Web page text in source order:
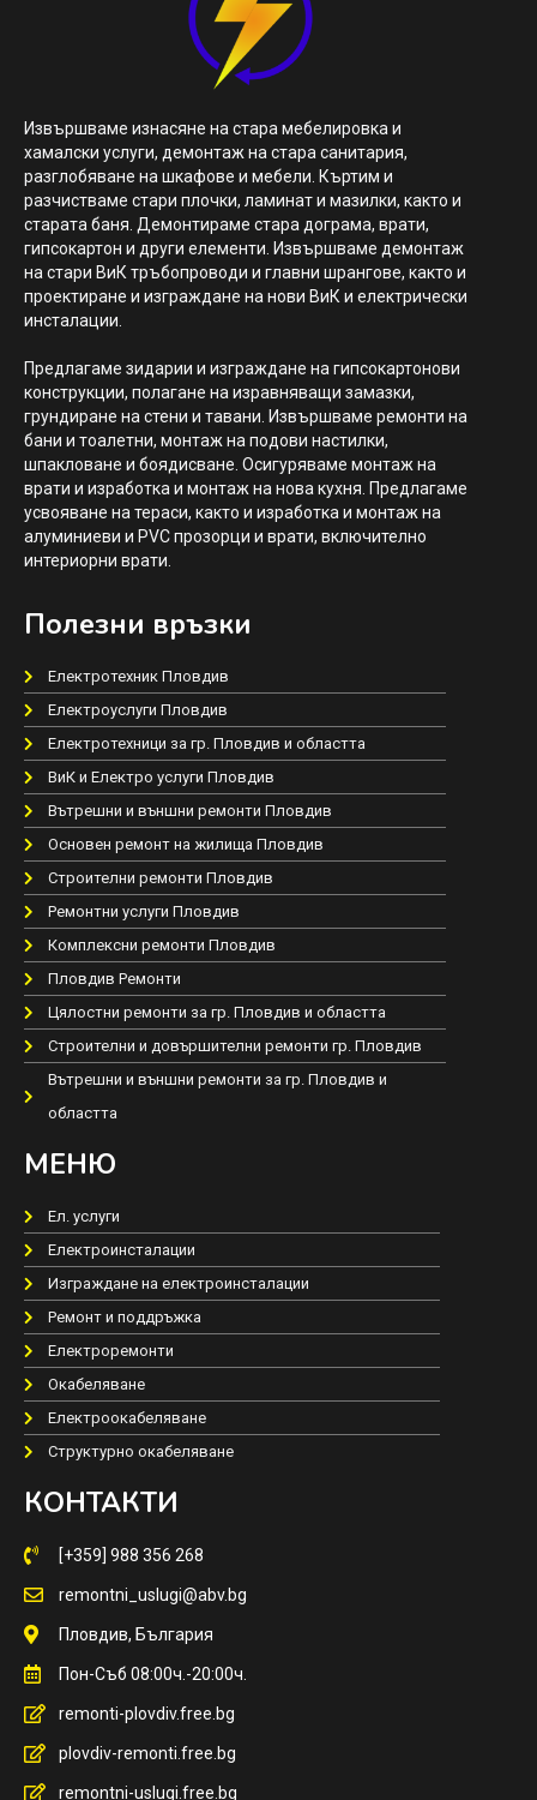
Извършваме изнасяне на стара мебелировка и
хамалски услуги, демонтаж на стара санитария,
разглобяване на шкафове и мебели. Къртим и
разчистваме стари плочки, ламинат и мазилки, както и
старата баня. Демонтираме стара дограма, врати,
гипсокартон и други елементи. Извършваме демонтаж
на стари ВиК тръбопроводи и главни шрангове, както и
проектиране и изграждане на нови ВиК и електрически
инсталации.
Предлагаме зидарии и изграждане на гипсокартонови
конструкции, полагане на изравняващи замазки,
грундиране на стени и тавани. Извършваме ремонти на
бани и тоалетни, монтаж на подови настилки,
шпакловане и боядисване. Осигуряваме монтаж на
врати и изработка и монтаж на нова кухня. Предлагаме
усвояване на тераси, както и изработка и монтаж на
алуминиеви и PVC прозорци и врати, включително
интериорни врати.
Полезни връзки
Електротехник Пловдив
Електроуслуги Пловдив
Електротехници за гр. Пловдив и областта
ВиК и Електро услуги Пловдив
Вътрешни и външни ремонти Пловдив
Основен ремонт на жилища Пловдив
Строителни ремонти Пловдив
Ремонтни услуги Пловдив
Комплексни ремонти Пловдив
Пловдив Ремонти
Цялостни ремонти за гр. Пловдив и областта
Строителни и довършителни ремонти гр. Пловдив
Вътрешни и външни ремонти за гр. Пловдив и
областта
МЕНЮ
Ел. услуги
Електроинсталации
Изграждане на електроинсталации
Ремонт и поддръжка
Електроремонти
Окабеляване
Електроокабеляване
Структурно окабеляване
КОНТАКТИ
[+359] 988 356 268
remontni_uslugi@abv.bg
Пловдив, България
Пон-Съб 08:00ч.-20:00ч.
remonti-plovdiv.free.bg
plovdiv-remonti.free.bg
remontni-uslugi.free.bg